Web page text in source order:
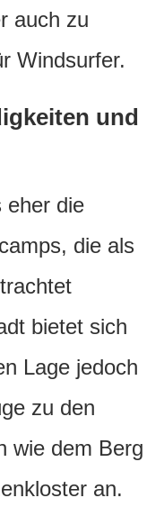
auch zu
Windsurfer.
und
eher die
die als
bietet sich
Lage jedoch
zu den
wie dem Berg
an.